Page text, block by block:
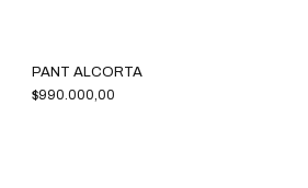
PANT ALCORTA
$990.000,00